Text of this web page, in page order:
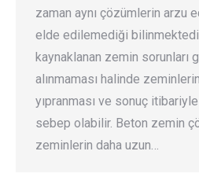
zaman aynı çözümlerin arzu
elde edilemediği
kaynaklanan zemin sorunları
alınmaması halinde
yıpranması ve sonuç
sebep olabilir. Beton zemin
zeminlerin daha uzun…